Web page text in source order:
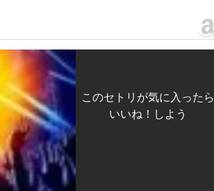
このセトリが気に入ったら
いいね！しよう